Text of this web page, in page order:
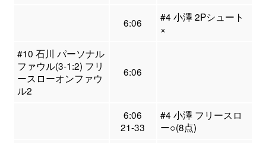
6:06
#4 小澤 2Pシュート
×
#10 石川 パーソナル
ファウル(3-1:2) フリ
ースローオンファウ
ル2
6:06
6:06
21-33
#4 小澤 フリースロ
ー○(8点)